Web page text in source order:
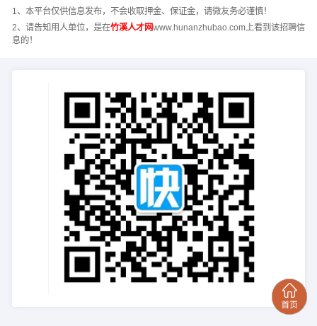
1、本平台仅供信息发布，不会收取押金、保证金，请微友务必谨慎！
2、请告知用人单位，是在竹溪人才网www.hunanzhubao.com上看到该招聘信
息的！